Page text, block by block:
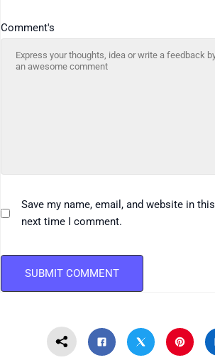
Comment's
Save my name, email, and website in
next time I comment.